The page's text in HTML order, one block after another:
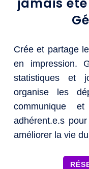
jamais
Crée et partage
en impression.
statistiques et
organise les
communique
adhérent.e.s
améliorer la vie